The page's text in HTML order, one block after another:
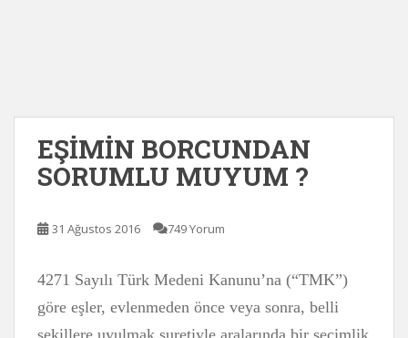
EŞİMİN BORCUNDAN
SORUMLU MUYUM ?
31 Ağustos 2016 749 Yorum
4271 Sayılı Türk Medeni Kanunu’na (“TMK”)
göre eşler, evlenmeden önce veya sonra, belli
şekillere uyulmak suretiyle aralarında bir seçimlik